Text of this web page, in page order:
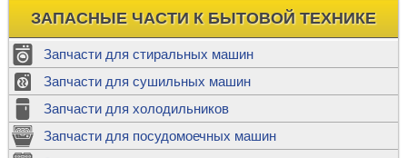
ЗАПАСНЫЕ ЧАСТИ К БЫТОВОЙ ТЕХНИКЕ
Запчасти для стиральных машин
Запчасти для сушильных машин
Запчасти для холодильников
Запчасти для посудомоечных машин